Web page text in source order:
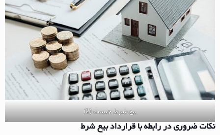
بیع شرط چیست (2)
نکات ضروری در رابطه با قرارداد بیع شرط